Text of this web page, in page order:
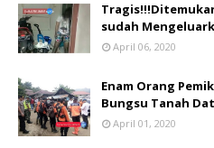
sudah
April 06, 2020
Enam Orang
Bungsu Tanah
April 01, 2020